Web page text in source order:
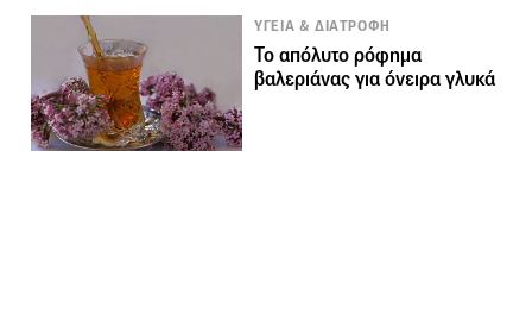
ΥΓΕΙΑ & ΔΙΑΤΡΟΦΗ
Το απόλυτο ρόφημα
βαλεριάνας για όνειρα γλυκά